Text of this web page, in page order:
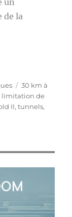
un
de la
Étiquettes
30 km à
limitation de
II,tunnels,